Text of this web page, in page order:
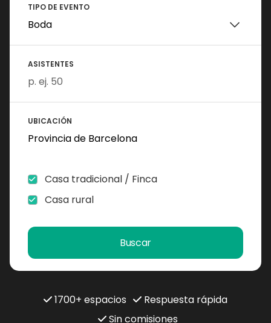
TIPO DE EVENTO
ASISTENTES
UBICACIÓN
Casa tradicional / Finca
Casa rural
Buscar
1700+ espacios
Respuesta rápida
Sin comisiones